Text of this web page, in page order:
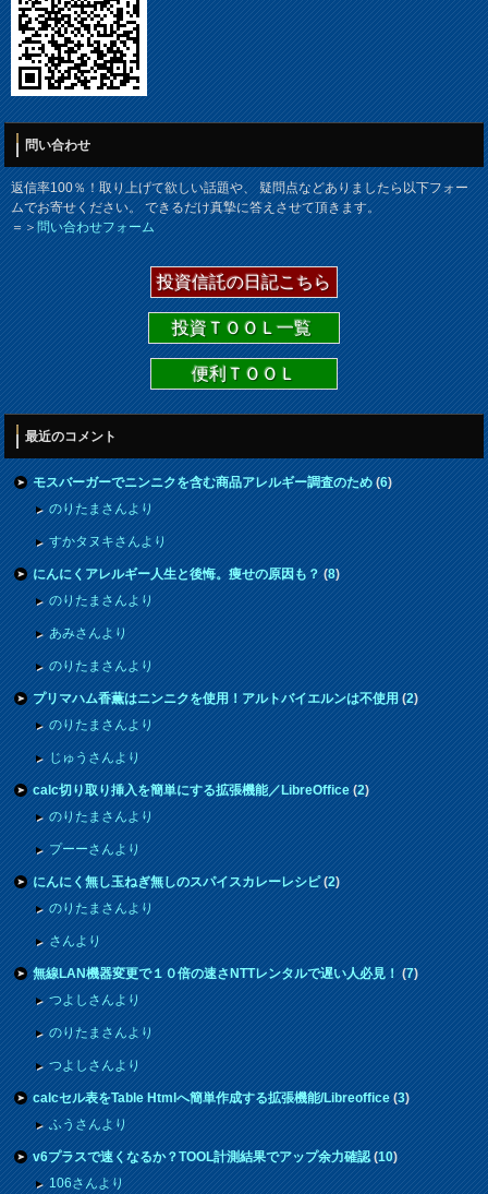
問い合わせ
返信率100％！取り上げて欲しい話題や、 疑問点などありましたら以下フォー
ムでお寄せください。 できるだけ真摯に答えさせて頂きます。
＝＞問い合わせフォーム
投資信託の日記こちら
投資ＴＯＯＬ一覧
便利ＴＯＯＬ
最近のコメント
モスバーガーでニンニクを含む商品アレルギー調査のため(6)
のりたまさんより
すかタヌキさんより
にんにくアレルギー人生と後悔。痩せの原因も？(8)
のりたまさんより
あみさんより
のりたまさんより
プリマハム香薫はニンニクを使用！アルトバイエルンは不使用(2)
のりたまさんより
じゅうさんより
calc切り取り挿入を簡単にする拡張機能／LibreOffice(2)
のりたまさんより
プーーさんより
にんにく無し玉ねぎ無しのスパイスカレーレシピ(2)
のりたまさんより
さんより
無線LAN機器変更で１０倍の速さNTTレンタルで遅い人必見！(7)
つよしさんより
のりたまさんより
つよしさんより
calcセル表をTable Htmlへ簡単作成する拡張機能/Libreoffice(3)
ふうさんより
v6プラスで速くなるか？TOOL計測結果でアップ余力確認(10)
106さんより